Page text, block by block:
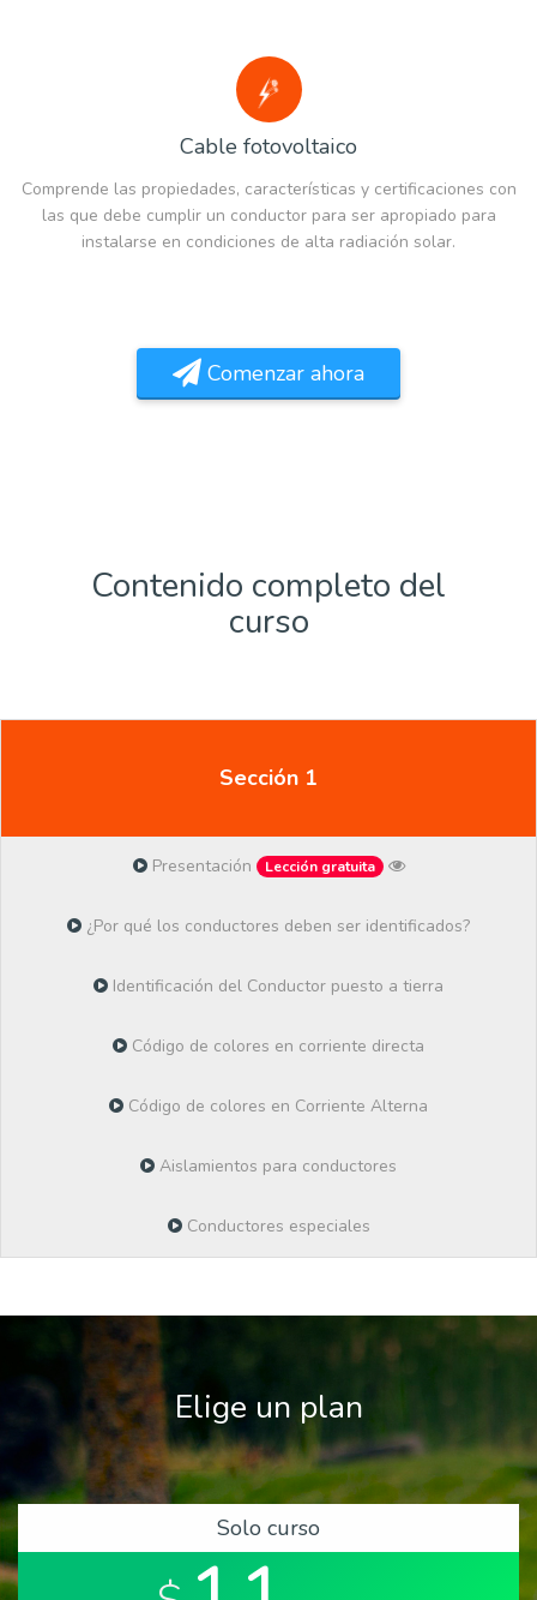
Cable fotovoltaico
Comprende las propiedades, características y certificaciones con
las que debe cumplir un conductor para ser apropiado para
instalarse en condiciones de alta radiación solar.
Comenzar ahora
Contenido completo del
curso
Sección 1
Presentación Lección gratuita
¿Por qué los conductores deben ser identificados?
Identificación del Conductor puesto a tierra
Código de colores en corriente directa
Código de colores en Corriente Alterna
Aislamientos para conductores
Conductores especiales
Elige un plan
Solo curso